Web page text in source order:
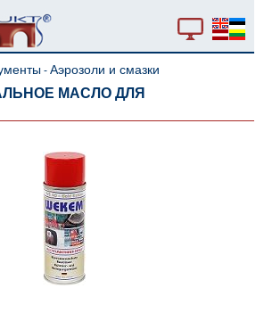
-Аэрозоли и смазки
МАСЛО ДЛЯ